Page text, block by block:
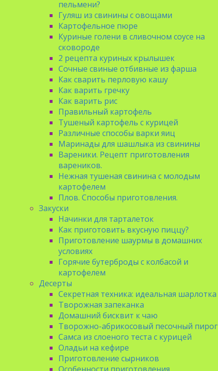
пельмени?
Гуляш из свинины с овощами
Картофельное пюре
Куриные голени в сливочном соусе на
сковороде
2 рецепта куриных крылышек
Сочные свиные отбивные из фарша
Как сварить перловую кашу
Как варить гречку
Как варить рис
Правильный картофель
Тушеный картофель с курицей
Различные способы варки яиц
Маринады для шашлыка из свинины
Вареники. Рецепт приготовления
вареников.
Нежная тушеная свинина с молодым
картофелем
Плов. Способы приготовления.
Закуски
Начинки для тарталеток
Как приготовить вкусную пиццу?
Приготовление шаурмы в домашних
условиях
Горячие бутерброды с колбасой и
картофелем
Десерты
Секретная техника: идеальная шарлотка
Творожная запеканка
Домашний бисквит к чаю
Творожно-абрикосовый песочный пирог
Самса из слоеного теста с курицей
Оладьи на кефире
Приготовление сырников